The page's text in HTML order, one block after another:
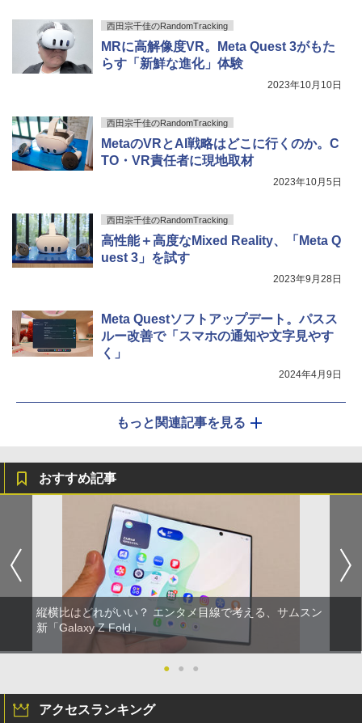
西田宗千佳のRandomTracking
MRに高解像度VR。Meta Quest 3がもた
らす「新鮮な進化」体験
2023年10月10日
西田宗千佳のRandomTracking
MetaのVRとAI戦略はどこに行くのか。C
TO・VR責任者に現地取材
2023年10月5日
西田宗千佳のRandomTracking
高性能＋高度なMixed Reality、「Meta Q
uest 3」を試す
2023年9月28日
Meta Questソフトアップデート。パスス
ルー改善で「スマホの通知や文字見やす
く」
2024年4月9日
もっと関連記事を見る
おすすめ記事
縦横比はどれがいい？ エンタメ目線で考える、サムスン
新「Galaxy Z Fold」
● ● ●
アクセスランキング